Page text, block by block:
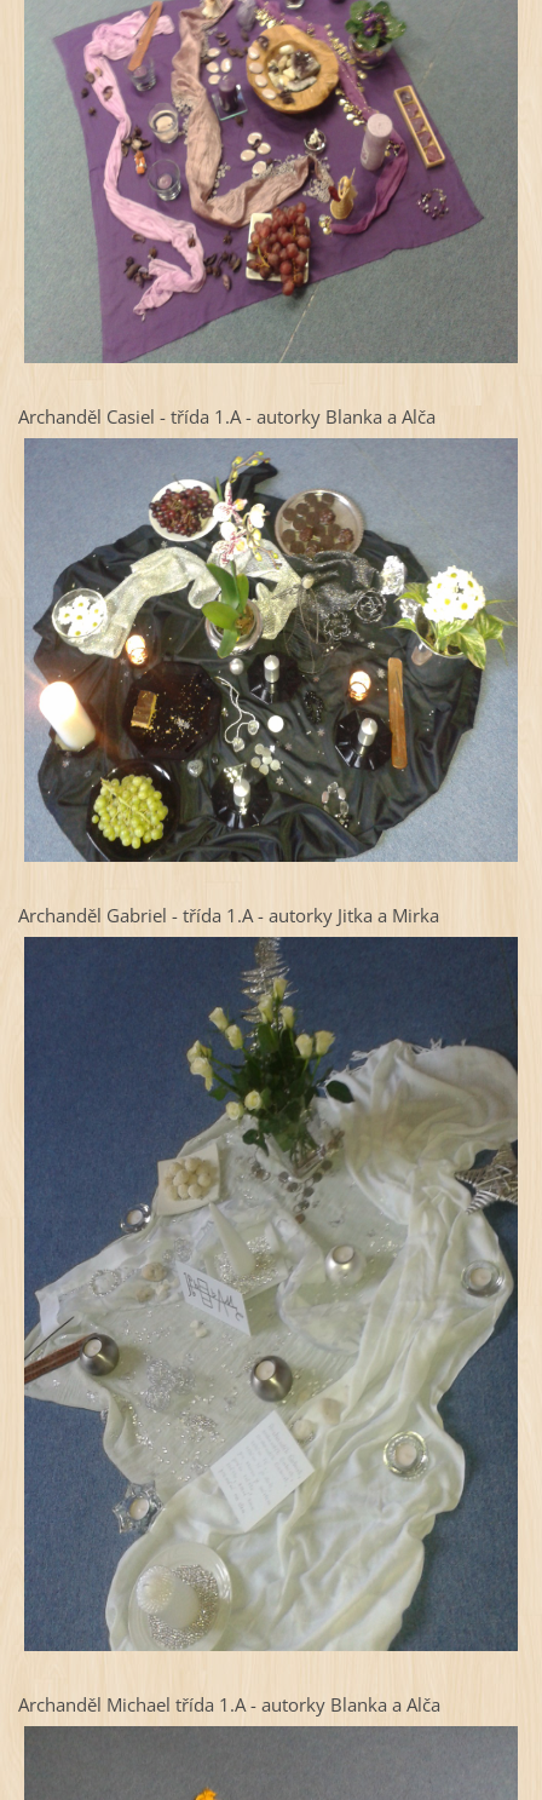
Archanděl Casiel - třída 1.A - autorky Blanka a Alča
Archanděl Gabriel - třída 1.A - autorky Jitka a Mirka
Archanděl Michael třída 1.A - autorky Blanka a Alča